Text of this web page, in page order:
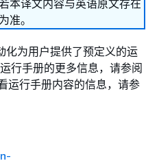
本译文内容与英语原文存在
准。
化为用户提供了预定义的运
行手册的更多信息，请参阅
运行手册内容的信息，请参